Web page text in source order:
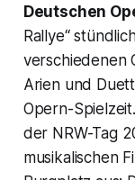
Deutschen
Rallye“
verschie­den­en
Arien und
Opern-
der NRW-Tag
musikalischen